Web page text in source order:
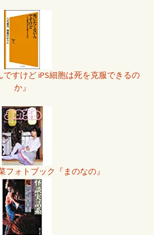
ですけど iPS細胞は死を克服できるの
か』
フォトブック『まのなの』